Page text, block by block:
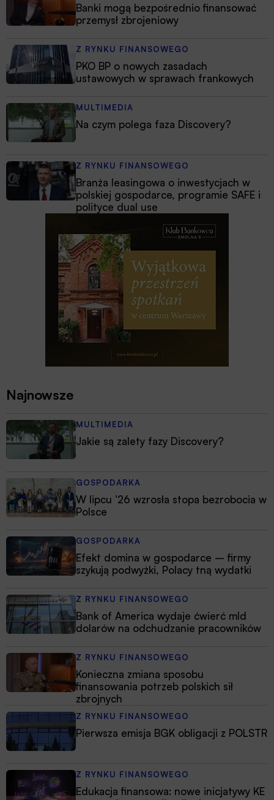
Banki mogą bezpośrednio finansować
przemysł zbrojeniowy
Z RYNKU FINANSOWEGO
PKO BP o nowych zasadach
ustawowych w sprawach frankowych
MULTIMEDIA
Na czym polega faza Discovery?
Z RYNKU FINANSOWEGO
Branża leasingowa o inwestycjach w
polskiej gospodarce, programie SAFE i
polityce dual use
Najnowsze
MULTIMEDIA
Jakie są zalety fazy Discovery?
GOSPODARKA
W lipcu ’26 wzrosła stopa bezrobocia w
Polsce
GOSPODARKA
Efekt domina w gospodarce – firmy
szykują podwyżki, Polacy tną wydatki
Z RYNKU FINANSOWEGO
Bank of America wydaje ćwierć mld
dolarów na odchudzanie pracowników
Z RYNKU FINANSOWEGO
Konieczna zmiana sposobu
finansowania potrzeb polskich sił
zbrojnych
Z RYNKU FINANSOWEGO
Pierwsza emisja BGK obligacji z POLSTR
Z RYNKU FINANSOWEGO
Edukacja finansowa: nowe inicjatywy KE